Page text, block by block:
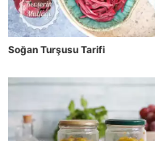
Soğan Turşusu Tarifi